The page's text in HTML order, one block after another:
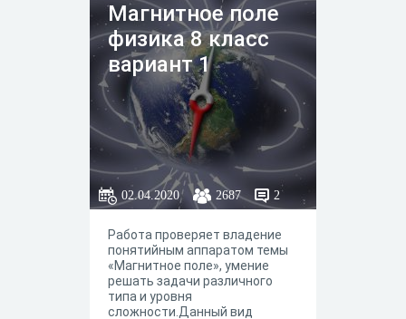
Магнитное поле
физика 8 класс
вариант 1
02.04.2020 2687 2
Работа проверяет владение
понятийным аппаратом темы
«Магнитное поле», умение
решать задачи различного
типа и уровня
сложности.Данный вид